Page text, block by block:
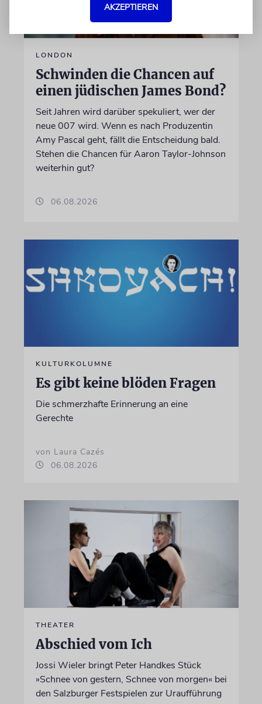
LONDON
Schwinden die Chancen auf
einen jüdischen James Bond?
Seit Jahren wird darüber spekuliert, wer der
neue 007 wird. Wenn es nach Produzentin
Amy Pascal geht, fällt die Entscheidung bald.
Stehen die Chancen für Aaron Taylor-Johnson
weiterhin gut?
06.08.2026
KULTURKOLUMNE
Es gibt keine blöden Fragen
Die schmerzhafte Erinnerung an eine
Gerechte
von Laura Cazés
06.08.2026
THEATER
Abschied vom Ich
Jossi Wieler bringt Peter Handkes Stück
»Schnee von gestern, Schnee von morgen« bei
den Salzburger Festspielen zur Uraufführung
AKZEPTIEREN